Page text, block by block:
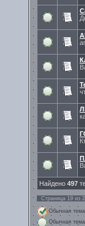
Найдено 497
Страница 19 из
Обычная
Обычная